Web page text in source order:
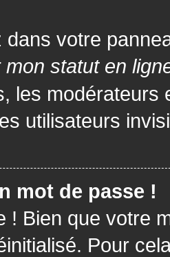
votre
mon statut en
les
utilisateurs
mot de passe !
! Bien que votre
Pour